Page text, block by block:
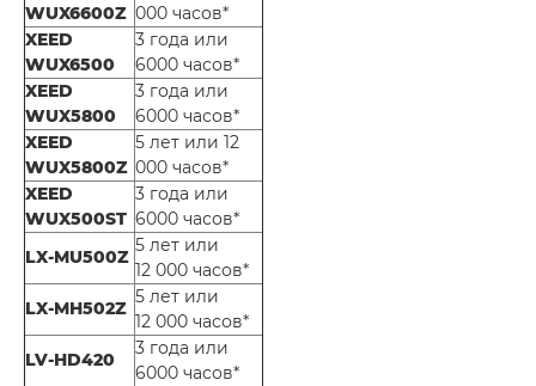
WUX6600Z 000 часов*
XEED
WUX6500
3 года или
6000 часов*
XEED
WUX5800
3 года или
6000 часов*
XEED
WUX5800Z
5 лет или 12
000 часов*
XEED
WUX500ST
3 года или
6000 часов*
LX-MU500Z
5 лет или
12 000 часов*
LX-MH502Z
5 лет или
12 000 часов*
LV-HD420
3 года или
6000 часов*